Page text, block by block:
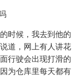
时候，我去到他的
道，网上有人讲花
行驶会出现打滑的
为仓库里每天都有